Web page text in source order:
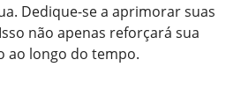
Dedique-se a aprimorar suas
não apenas reforçará sua
ao longo do tempo.